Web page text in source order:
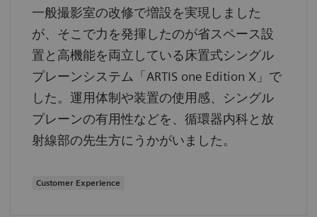
一般撮影室の改修で増設を実現しました
が、そこで力を発揮したのが省スペース設
置と高機能を両立している床置式シングル
プレーンシステム「ARTIS one Edition X」で
した。運用体制や装置の使用感、シングル
プレーンの有用性などを、循環器内科と放
射線部の先生方にうかがいました。
Customer Experience